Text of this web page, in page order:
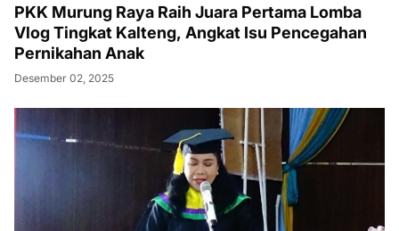
PKK Murung Raya Raih Juara Pertama Lomba
Vlog Tingkat Kalteng, Angkat Isu Pencegahan
Pernikahan Anak
Desember 02, 2025